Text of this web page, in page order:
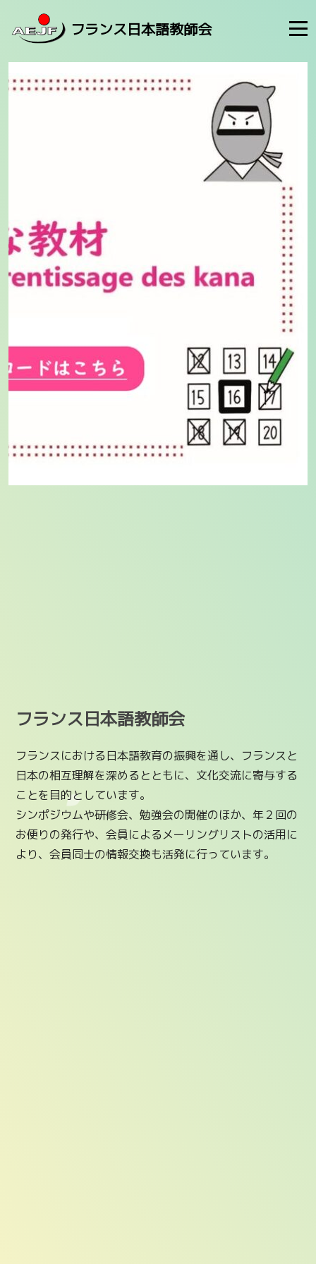
フランス日本語教師会
フランス日本語教師会
フランスにおける日本語教育の振興を通し、フランスと
日本の相互理解を深めるとともに、文化交流に寄与する
ことを目的としています。
シンポジウムや研修会、勉強会の開催のほか、年２回の
お便りの発行や、会員によるメーリングリストの活用に
より、会員同士の情報交換も活発に行っています。